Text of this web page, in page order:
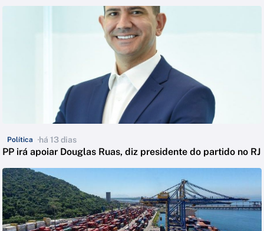
Política há 13 dias
PP irá apoiar Douglas Ruas, diz presidente do partido no RJ